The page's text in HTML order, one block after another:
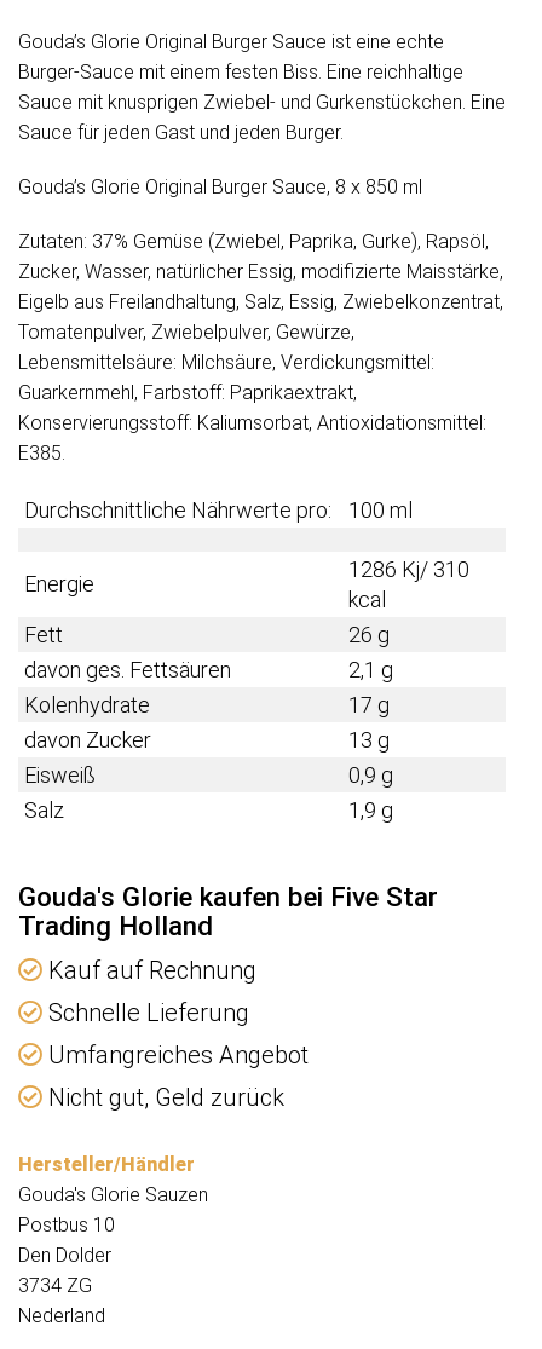
Gouda’s Glorie Original Burger Sauce ist eine echte
Burger-Sauce mit einem festen Biss. Eine reichhaltige
Sauce mit knusprigen Zwiebel- und Gurkenstückchen. Eine
Sauce für jeden Gast und jeden Burger.
Gouda’s Glorie Original Burger Sauce, 8 x 850 ml
Zutaten: 37% Gemüse (Zwiebel, Paprika, Gurke), Rapsöl,
Zucker, Wasser, natürlicher Essig, modifizierte Maisstärke,
Eigelb aus Freilandhaltung, Salz, Essig, Zwiebelkonzentrat,
Tomatenpulver, Zwiebelpulver, Gewürze,
Lebensmittelsäure: Milchsäure, Verdickungsmittel:
Guarkernmehl, Farbstoff: Paprikaextrakt,
Konservierungsstoff: Kaliumsorbat, Antioxidationsmittel:
E385.
Durchschnittliche Nährwerte pro: 100 ml
Energie
1286 Kj/ 310
kcal
Fett
26 g
davon ges. Fettsäuren
2,1 g
Kolenhydrate
17 g
davon Zucker
13 g
Eisweiß
0,9 g
Salz
1,9 g
Gouda's Glorie kaufen bei Five Star
Trading Holland
Kauf auf Rechnung
Schnelle Lieferung
Umfangreiches Angebot
Nicht gut, Geld zurück
Hersteller/Händler
Gouda's Glorie Sauzen
Postbus 10
Den Dolder
3734 ZG
Nederland